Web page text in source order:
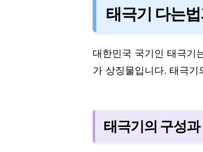
태극기 다는
대한민국 국기인 태극기
가 상징물입니다. 태극
태극기의 구성과